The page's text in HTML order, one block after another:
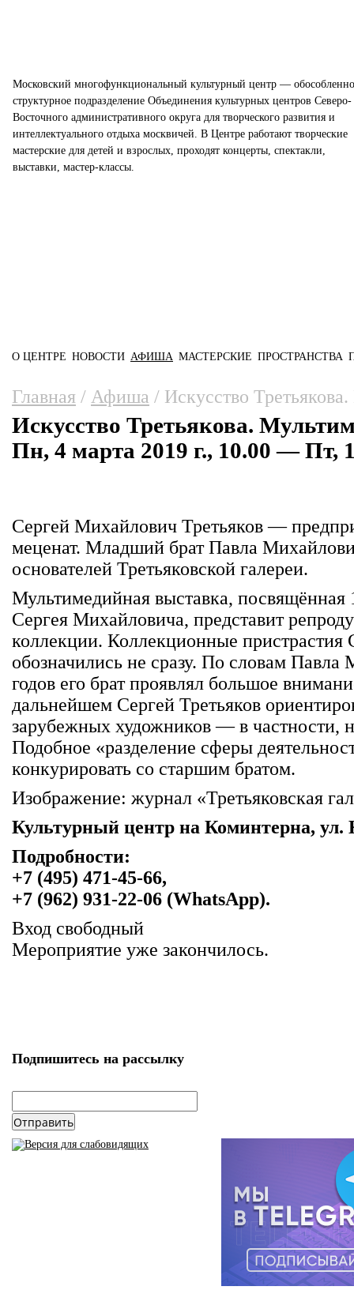
Московский многофункциональный культурный центр —
структурное подразделение Объединения культурных центров Северо-
Восточного административного округа для творческого развития и
интеллектуального отдыха москвичей. В Центре работают творческие
мастерские для детей и взрослых, проходят концерты, спектакли,
выставки, мастер-классы.
Главное меню
О ЦЕНТРЕ НОВОСТИ АФИША МАСТЕРСКИЕ ПРОСТРАНСТВА
Вы здесь
Главная / Афиша / Искусство
Искусство Третьякова.
Пн, 4 марта 2019 г., 10.00 — Пт,
Сергей Михайлович Третьяков —
меценат. Младший брат Павла
основателей Третьяковской галереи.
Мультимедийная выставка,
Сергея Михайловича, представит
коллекции. Коллекционные пристрастия
обозначились не сразу. По словам Павла
годов его брат проявлял большое
дальнейшем Сергей Третьяков
зарубежных художников — в частности,
Подобное «разделение сферы
конкурировать со старшим братом.
Изображение: журнал «Третьяковская
Культурный центр на Коминтерна, ул.
Подробности:
+7 (495) 471-45-66,
+7 (962) 931-22-06 (WhatsApp).
Вход свободный
Мероприятие уже закончилось.
Подпишитесь на рассылку